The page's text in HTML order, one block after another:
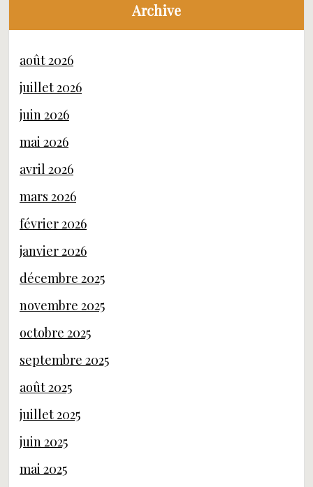
Archive
août 2026
juillet 2026
juin 2026
mai 2026
avril 2026
mars 2026
février 2026
janvier 2026
décembre 2025
novembre 2025
octobre 2025
septembre 2025
août 2025
juillet 2025
juin 2025
mai 2025